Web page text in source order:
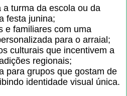
a turma da escola ou da
festa junina;
e familiares com uma
para o arraial;
culturais que incentivem a
regionais;
para grupos que gostam de
identidade visual única.